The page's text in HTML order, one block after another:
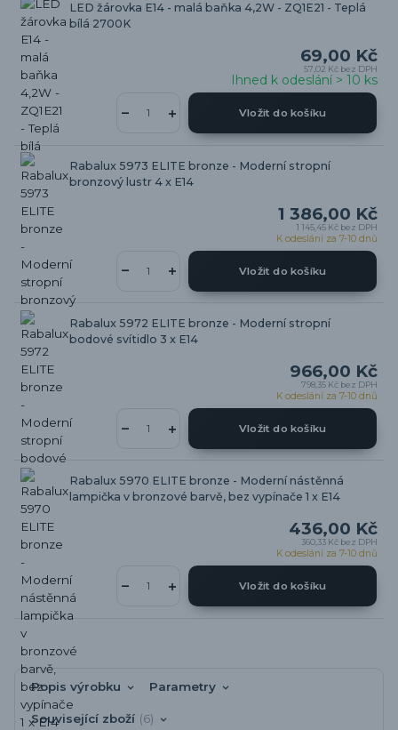
LED žárovka E14 - malá baňka 4,2W - ZQ1E21 - Teplá
bílá 2700K
69,00 Kč
57,02 Kč bez DPH
Ihned k odeslání > 10 ks
Vložit do košíku
Rabalux 5973 ELITE bronze - Moderní stropní
bronzový lustr 4 x E14
1 386,00 Kč
1 145,45 Kč bez DPH
K odeslání za 7-10 dnů
Vložit do košíku
Rabalux 5972 ELITE bronze - Moderní stropní
bodové svítidlo 3 x E14
966,00 Kč
798,35 Kč bez DPH
K odeslání za 7-10 dnů
Vložit do košíku
Rabalux 5970 ELITE bronze - Moderní nástěnná
lampička v bronzové barvě, bez vypínače 1 x E14
436,00 Kč
360,33 Kč bez DPH
K odeslání za 7-10 dnů
Vložit do košíku
Popis výrobku Parametry
Související zboží 6